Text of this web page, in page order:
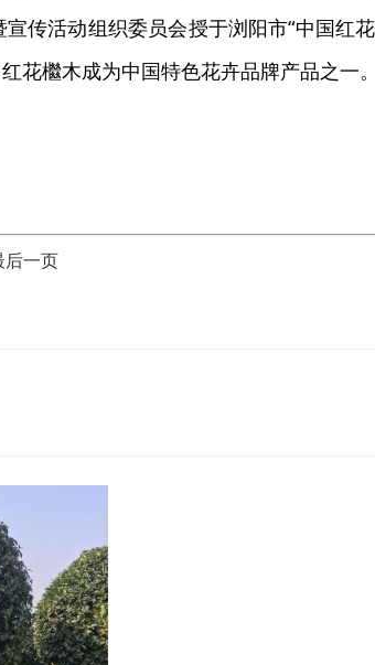
传活动组织委员会授于浏阳市“中国红
花檵木成为中国特色花卉品牌产品之一。
后一页